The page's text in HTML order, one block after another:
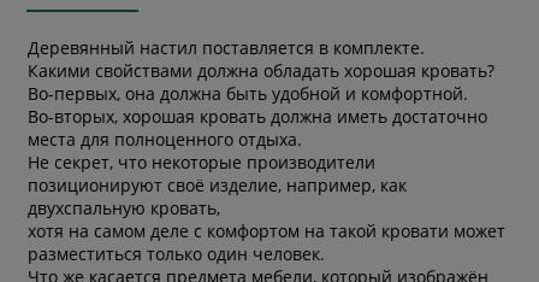
Деревянный настил поставляется в комплекте.
Какими свойствами должна обладать хорошая кровать?
Во-первых, она должна быть удобной и комфортной.
Во-вторых, хорошая кровать должна иметь достаточно
места для полноценного отдыха.
Не секрет, что некоторые производители
позиционируют своё изделие, например, как
двухспальную кровать,
хотя на самом деле с комфортом на такой кровати может
разместиться только один человек.
Что же касается предмета мебели, который изображён